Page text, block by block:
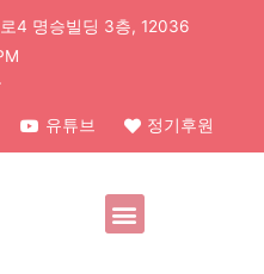
4 명승빌딩 3층, 12036
유튜브 정기후원